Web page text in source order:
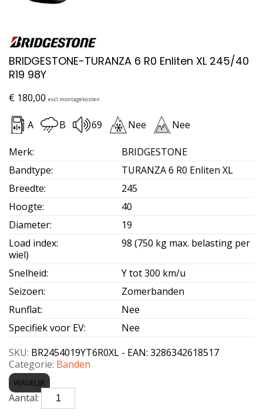
BRIDGESTONE-TURANZA 6 R0 Enliten XL 245/40
R19 98Y
€ 180,00 excl montagekosten
A B 69 Nee Nee
Merk:
BRIDGESTONE
Bandtype:
TURANZA 6 R0 Enliten XL
Breedte:
245
Hoogte:
40
Diameter:
19
Load index:
98 (750 kg max. belasting per
wiel)
Snelheid:
Y tot 300 km/u
Seizoen:
Zomerbanden
Runflat:
Nee
Specifiek voor EV:
Nee
SKU: BR2454019YT6R0XL - EAN: 3286342618517
Categorie: Banden
VERGELIJK
BRIDGESTONE-
TURANZA